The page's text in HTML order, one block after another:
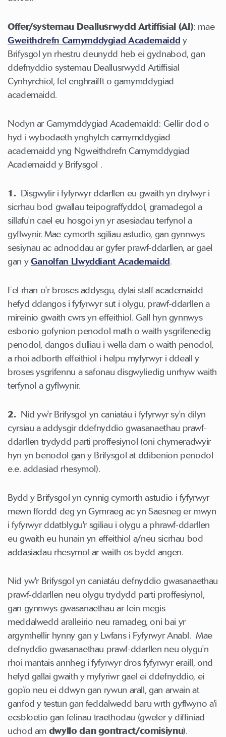
Offer/systemau Deallusrwydd Artiffisial (AI): mae
Gweithdrefn Camymddygiad Academaidd y
Brifysgol yn rhestru deunydd heb ei gydnabod, gan
ddefnyddio systemau Deallusrwydd Artiffisial
Cynhyrchiol, fel enghraifft o gamymddygiad
academaidd.
Nodyn ar Gamymddygiad Academaidd: Gellir dod o
hyd i wybodaeth ynghylch camymddygiad
academaidd yng Ngweithdrefn Camymddygiad
Academaidd y Brifysgol .
1. Disgwylir i fyfyrwyr ddarllen eu gwaith yn drylwyr i
sicrhau bod gwallau teipograffyddol, gramadegol a
sillafu'n cael eu hosgoi yn yr asesiadau terfynol a
gyflwynir. Mae cymorth sgiliau astudio, gan gynnwys
sesiynau ac adnoddau ar gyfer prawf-ddarllen, ar gael
gan yGanolfan Llwyddiant Academaidd.
Fel rhan o'r broses addysgu, dylai staff academaidd
hefyd ddangos i fyfyrwyr sut i olygu, prawf-ddarllen a
mireinio gwaith cwrs yn effeithiol. Gall hyn gynnwys
esbonio gofynion penodol math o waith ysgrifenedig
penodol, dangos dulliau i wella darn o waith penodol,
a rhoi adborth effeithiol i helpu myfyrwyr i ddeall y
broses ysgrifennu a safonau disgwyliedig unrhyw waith
terfynol a gyflwynir.
2.Nid yw'r Brifysgol yn caniatáu i fyfyrwyr sy'n dilyn
cyrsiau a addysgir ddefnyddio gwasanaethau prawf-
ddarllen trydydd parti proffesiynol (oni chymeradwyir
hyn yn benodol gan y Brifysgol at ddibenion penodol
e.e. addasiad rhesymol).
Bydd y Brifysgol yn cynnig cymorth astudio i fyfyrwyr
mewn ffordd deg yn Gymraeg ac yn Saesneg er mwyn
i fyfyrwyr ddatblygu'r sgiliau i olygu a phrawf-ddarllen
eu gwaith eu hunain yn effeithiol a/neu sicrhau bod
addasiadau rhesymol ar waith os bydd angen.
Nid yw'r Brifysgol yn caniatáu defnyddio gwasanaethau
prawf-ddarllen neu olygu trydydd parti proffesiynol,
gan gynnwys gwasanaethau ar-lein megis
meddalwedd aralleirio neu ramadeg, oni bai yr
argymhellir hynny gan y Lwfans i Fyfyrwyr Anabl. Mae
defnyddio gwasanaethau prawf-ddarllen neu olygu'n
rhoi mantais annheg i fyfyrwyr dros fyfyrwyr eraill, ond
hefyd gallai gwaith y myfyriwr gael ei ddefnyddio, ei
gopïo neu ei ddwyn gan rywun arall, gan arwain at
ganfod y testun gan feddalwedd baru wrth gyflwyno a'i
ecsbloetio gan felinau traethodau (gweler y diffiniad
uchod am dwyllo dan gontract/comisiynu).